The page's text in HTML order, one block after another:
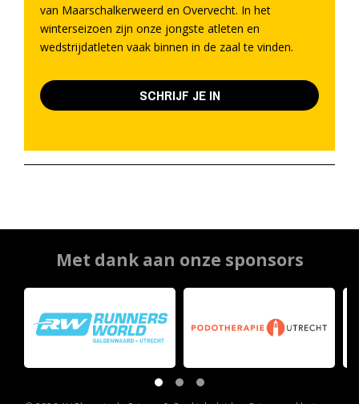
van Maarschalkerweerd en Overvecht. In het
winterseizoen zijn onze jongste atleten en
wedstrijdatleten vaak binnen in de zaal te vinden.
SCHRIJF JE IN
Met dank aan onze sponsors